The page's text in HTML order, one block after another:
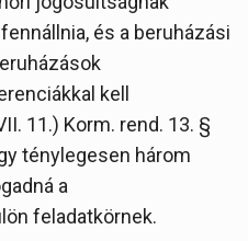
és a beruházási
kell
11.) Korm. rend. 13. §
ténylegesen három
a
feladatkörnek.